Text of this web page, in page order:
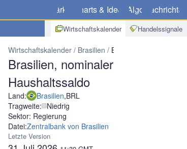
Märkte Charts & Ideen Algo Nachrichten
Wirtschaftskalender Handelssignale
Wirtschaftskalender Brasilien Brasilien, nominaler
Brasilien, nominaler
Haushaltssaldo
Land: Brasilien,BRL
Tragweite: Niedrig
Sektor: Regierung
Datei:Zentralbank von Brasilien
Letzte Version